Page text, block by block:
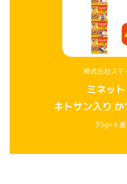
株式会社スマ
ミネッ
キトサン入り
35g×４連